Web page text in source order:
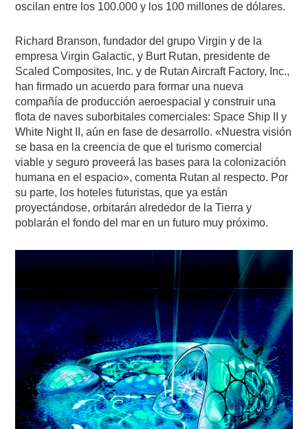
oscilan entre los 100.000 y los 100 millones de dólares.
Richard Branson, fundador del grupo Virgin y de la
empresa Virgin Galactic, y Burt Rutan, presidente de
Scaled Composites, Inc. y de Rutan Aircraft Factory, Inc.,
han firmado un acuerdo para formar una nueva
compañía de producción aeroespacial y construir una
flota de naves suborbitales comerciales: Space Ship II y
White Night II, aún en fase de desarrollo. «Nuestra visión
se basa en la creencia de que el turismo comercial
viable y seguro proveerá las bases para la colonización
humana en el espacio», comenta Rutan al respecto. Por
su parte, los hoteles futuristas, que ya están
proyectándose, orbitarán alrededor de la Tierra y
poblarán el fondo del mar en un futuro muy próximo.